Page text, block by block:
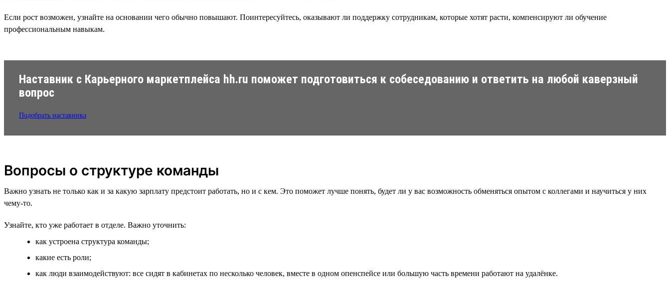
Если рост возможен, узнайте на основании чего обычно повышают. Поинтересуйтесь, оказывают ли поддержку сотрудникам, которые хотят расти, компенсируют ли обучение
профессиональным навыкам.
Наставник с Карьерного маркетплейса hh.ru поможет подготовиться к собеседованию и ответить на любой каверзный
вопрос
Подобрать наставника
Вопросы о структуре команды
Важно узнать не только как и за какую зарплату предстоит работать, но и с кем. Это поможет лучше понять, будет ли у вас возможность обменяться опытом с коллегами и научиться у них
чему-то.
Узнайте, кто уже работает в отделе. Важно уточнить:
как устроена структура команды;
какие есть роли;
как люди взаимодействуют: все сидят в кабинетах по несколько человек, вместе в одном опенспейсе или большую часть времени работают на удалёнке.